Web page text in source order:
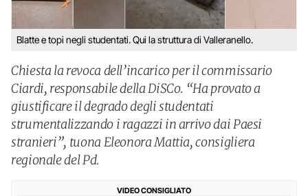
Blatte e topi negli studentati. Qui la struttura di Valleranello.
Chiesta la revoca dell’incarico per il commissario
Ciardi, responsabile della DiSCo. “Ha provato a
giustificare il degrado degli studentati
strumentalizzando i ragazzi in arrivo dai Paesi
stranieri”, tuona Eleonora Mattia, consigliera
regionale del Pd.
VIDEO CONSIGLIATO